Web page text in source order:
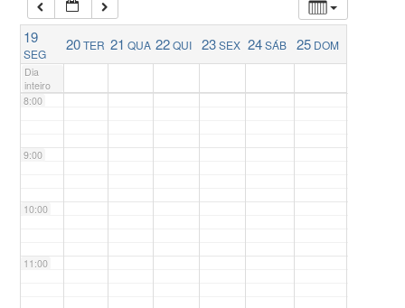
19
SEG
20TER 21 QUA 22QUI 23SEX 24SÁB 25 DOM
Dia
inteiro
7:00
8:00
9:00
10:00
11:00